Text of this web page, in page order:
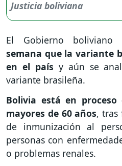
El Gobierno boliviano
semana que la variante
en el país y aún se
variante brasileña.
Bolivia está en
mayores de 60 años, tras
de inmunización al
personas con
o problemas renales.